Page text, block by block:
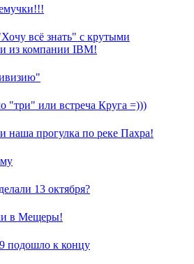
всё знать" с крутыми
из компании IBM!
"три" или встреча Круга =)))
наша прогулка по реке Пахра!
13 октября?
в Мещеры!
подошло к концу